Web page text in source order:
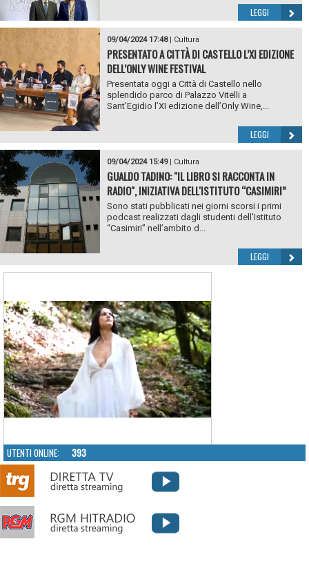
LEGGI
09/04/2024 17:48| Cultura
PRESENTATO A CITTÀ DI CASTELLO L’XI EDIZIONE
DELL’ONLY WINE FESTIVAL
Presentata oggi a Città di Castello nello
splendido parco di Palazzo Vitelli a
Sant’Egidio l’XI edizione dell’Only Wine,...
LEGGI
09/04/2024 15:49| Cultura
GUALDO TADINO: "IL LIBRO SI RACCONTA IN
RADIO", INIZIATIVA DELL'ISTITUTO “CASIMIRI”
Sono stati pubblicati nei giorni scorsi i primi
podcast realizzati dagli studenti dell’Istituto
“Casimiri” nell’ambito d...
LEGGI
UTENTI ONLINE: 393